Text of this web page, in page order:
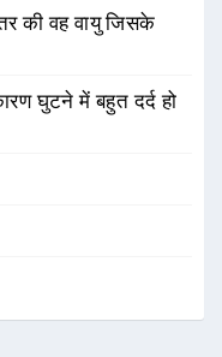
की वह वायु जिसके
घुटने में बहुत दर्द हो